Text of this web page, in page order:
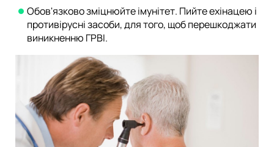
Обов'язково зміцнюйте імунітет. Пийте ехінацею і
противірусні засоби, для того, щоб перешкоджати
виникненню ГРВІ.